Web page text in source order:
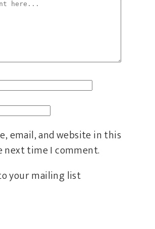
email, and website in this
time I comment.
your mailing list